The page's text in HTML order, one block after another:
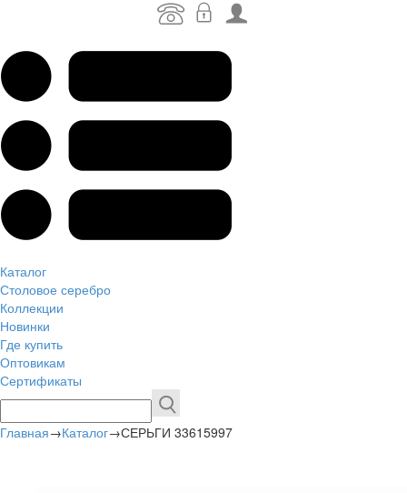
Каталог
Столовое серебро
Коллекции
Новинки
Где купить
Оптовикам
Сертификаты
Главная→Каталог→СЕРЬГИ 33615997